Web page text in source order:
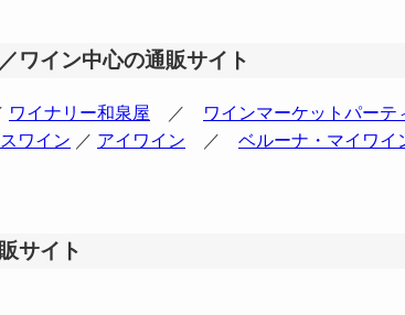
ワイン中心の通販サイト
ワイナリー和泉屋 ／
ワインマーケットパーテ
ワイン ／ アイワイン ／ ベルーナ・マイワイ
サイト